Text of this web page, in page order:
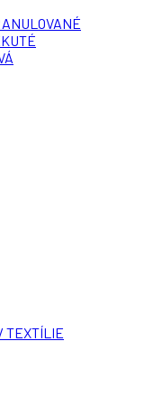
TEXTÍLIE